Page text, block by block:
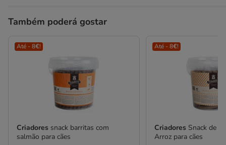
Também poderá gostar
Até - 8€!
Criadores snack barritas com
salmão para cães
Até - 8€!
Criadores Snack de
Arroz para cães